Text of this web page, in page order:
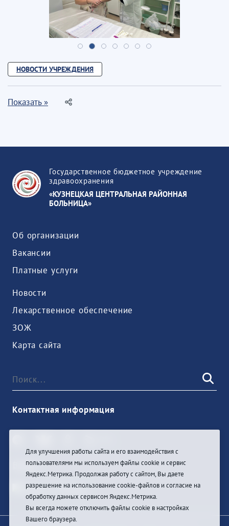
НОВОСТИ УЧРЕЖДЕНИЯ
Показать »
Государственное бюджетное учреждение
здравоохранения
«КУЗНЕЦКАЯ ЦЕНТРАЛЬНАЯ РАЙОННАЯ
БОЛЬНИЦА»
Об организации
Вакансии
Платные услуги
Новости
Лекарственное обеспечение
ЗОЖ
Карта сайта
Контактная информация
Войти
Для улучшения работы сайта и его взаимодействия с
пользователями мы используем файлы cookie и сервис
Яндекс.Метрика. Продолжая работу с сайтом, Вы даете
разрешение на использование cookie-файлов и согласие на
обработку данных сервисом Яндекс.Метрика.
Вы всегда можете отключить файлы cookie в настройках
Вашего браузера.